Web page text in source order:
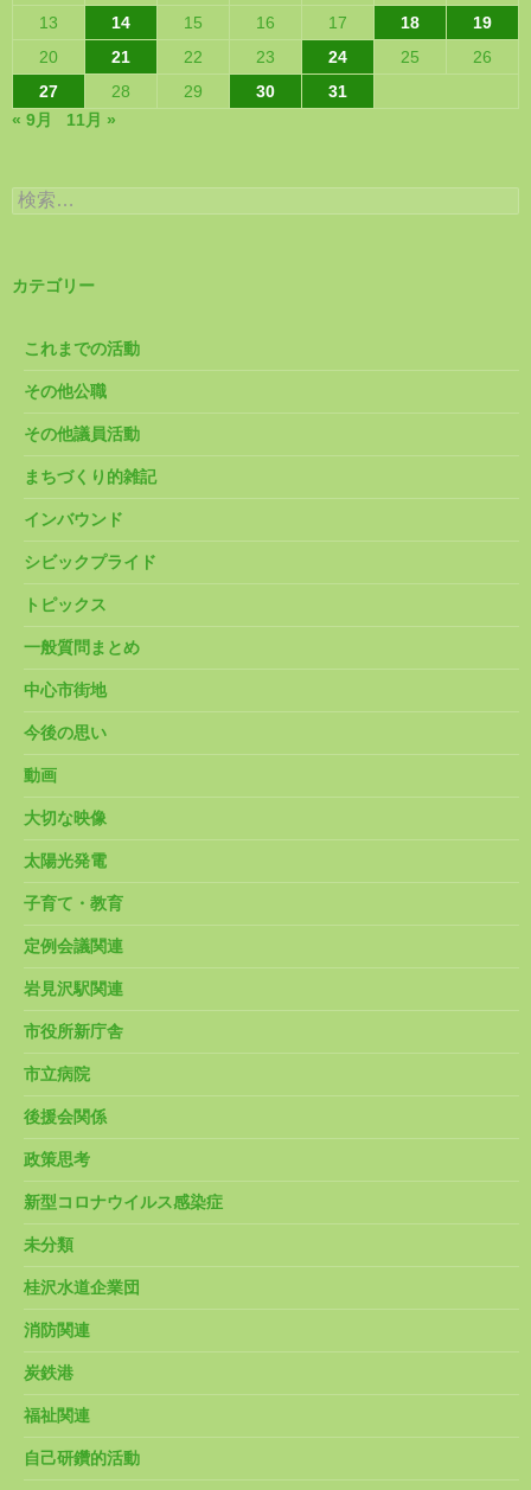
13
14 15 16 17 18
19
20
21 22 23 24 25
26
27
28 29 30
31
« 9月
11月 »
検
索:
カテゴリー
これまでの活動
その他公職
その他議員活動
まちづくり的雑記
インバウンド
シビックプライド
トピックス
一般質問まとめ
中心市街地
今後の思い
動画
大切な映像
太陽光発電
子育て・教育
定例会議関連
岩見沢駅関連
市役所新庁舎
市立病院
後援会関係
政策思考
新型コロナウイルス感染症
未分類
桂沢水道企業団
消防関連
炭鉄港
福祉関連
自己研鑽的活動